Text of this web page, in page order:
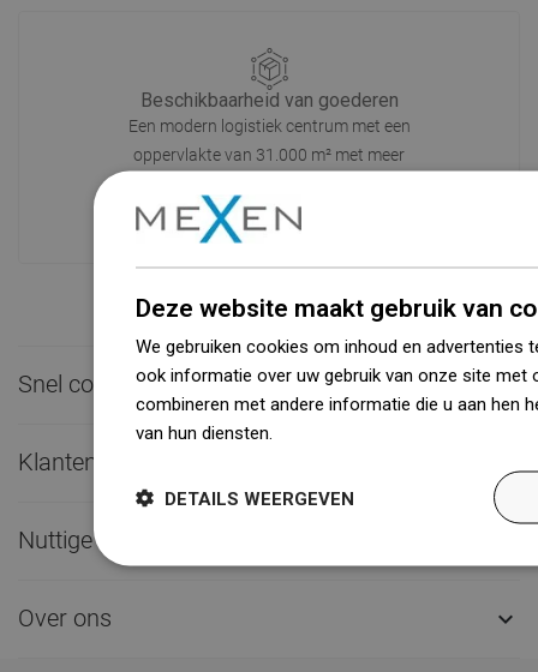
Beschikbaarheid van goederen
Een modern logistiek centrum met een
oppervlakte van 31.000 m² met meer
dan 1500.000 beschikbare producten!
Snel contact 
Klantenservice 
Nuttige links
Over ons 
Deze website maakt gebruik van
We gebruiken cookies om inhoud en advertenties
ook informatie over uw gebruik van onze site met
combineren met andere informatie die u aan hen
van hun diensten.
DETAILS WEERGEVEN